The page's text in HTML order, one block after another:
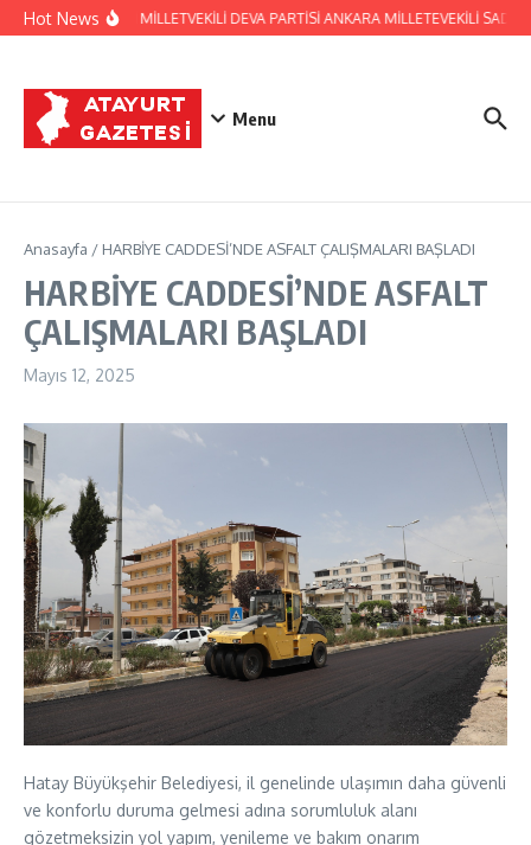
İçeriğe atla
Hot News
HATAY ESKİ MİLLETVEKİLİ DEVA PARTİSİ ANKARA MİLLETEVEKİLİ
Menu
Anasayfa / HARBİYE CADDESİ’NDE ASFALT ÇALIŞMALARI BAŞLADI
HARBİYE CADDESİ’NDE ASFALT
ÇALIŞMALARI BAŞLADI
Mayıs 12, 2025
Hatay Büyükşehir Belediyesi, il genelinde ulaşımın daha güvenli
ve konforlu duruma gelmesi adına sorumluluk alanı
gözetmeksizin yol yapım, yenileme ve bakım onarım